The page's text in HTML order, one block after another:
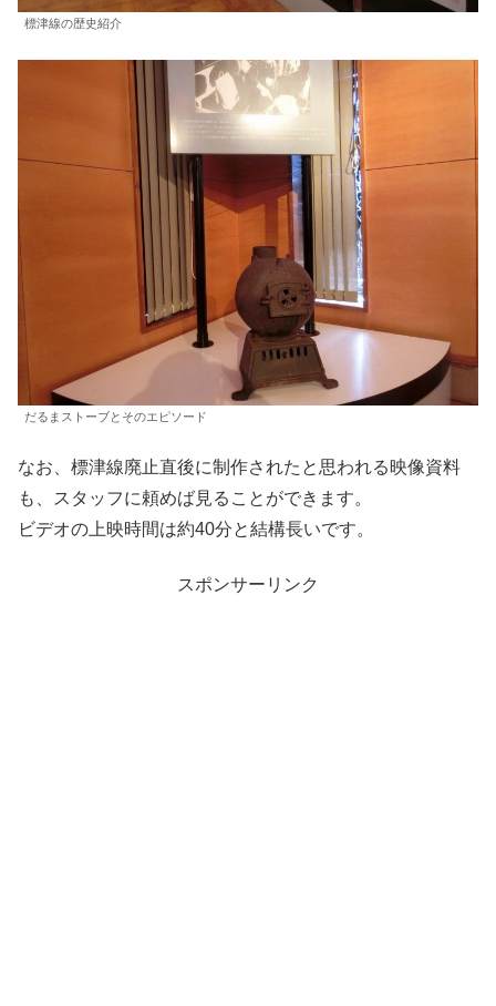
標津線の歴史紹介
だるまストーブとそのエピソード
なお、標津線廃止直後に制作されたと思われる映像資料
も、スタッフに頼めば見ることができます。
ビデオの上映時間は約40分と結構長いです。
スポンサーリンク